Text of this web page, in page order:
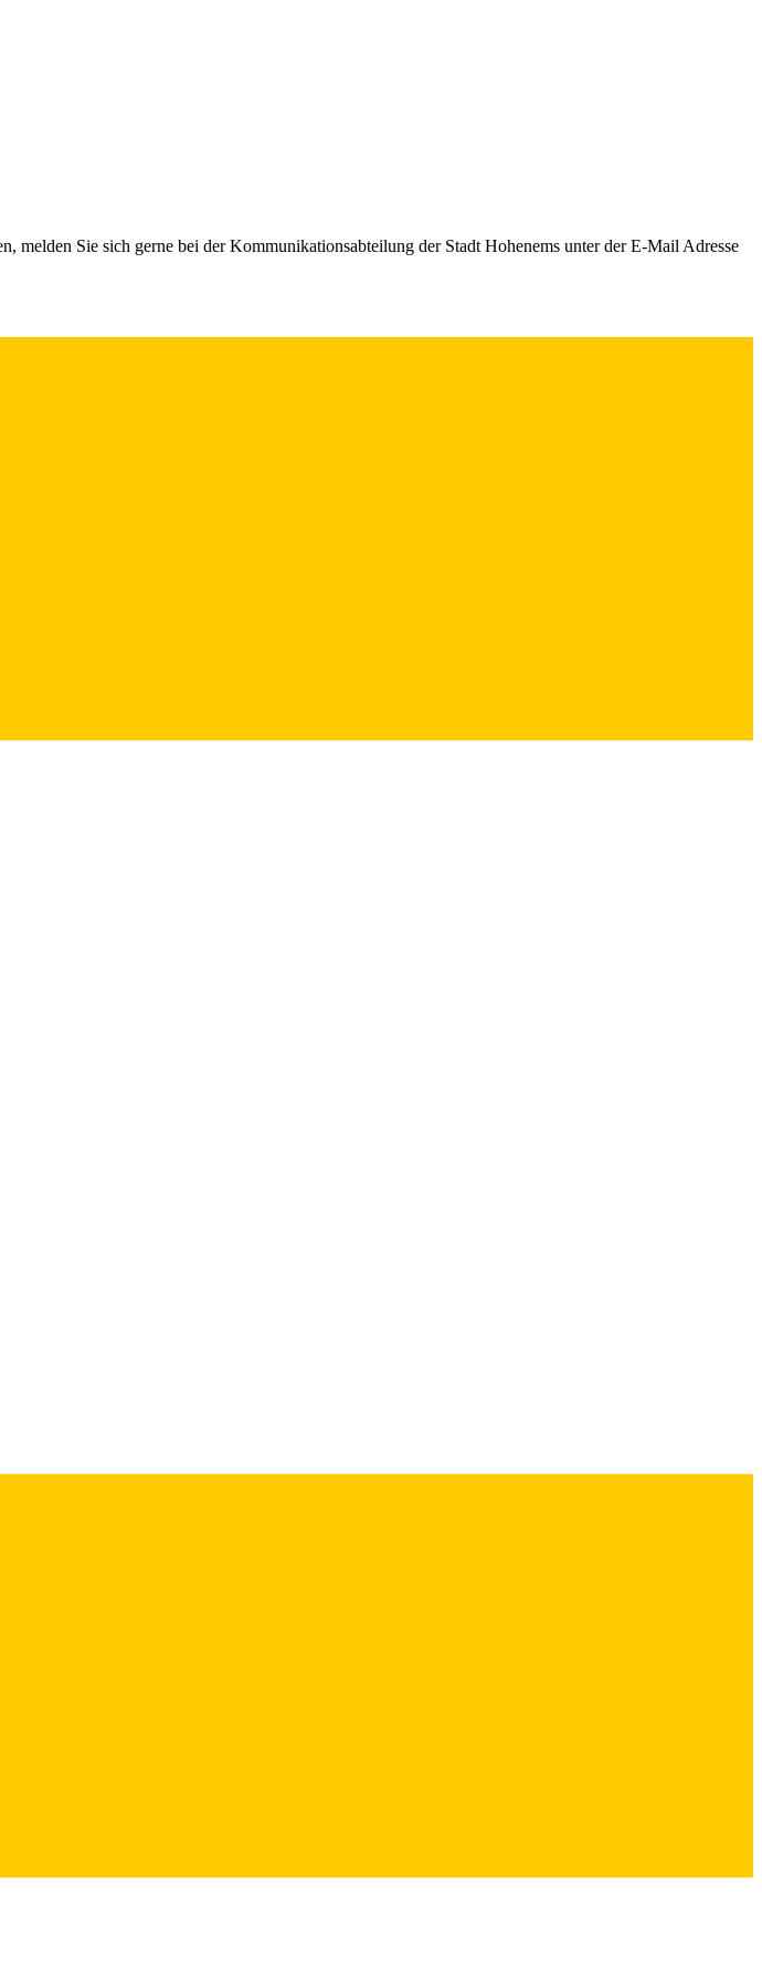
melden Sie sich gerne bei der Kommunikationsabteilung der Stadt Hohenems unter der E-Mail Adresse